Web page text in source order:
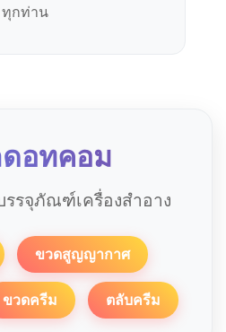
ทุกท่าน
อทคอม
รจุภัณฑ์เครื่องสำอาง
ขวดสูญญากาศ
ขวดครีม ตลับครีม